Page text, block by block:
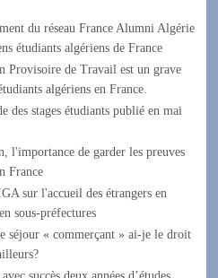
du réseau France Alumni Algérie
étudiants algériens de France
Provisoire de Travail est un grave
algériens en France.
des stages étudiants publié en mai
l'importance de garder les preuves
France
sur l'accueil des étrangers en
sous-préfectures
séjour « commerçant » ai-je le droit